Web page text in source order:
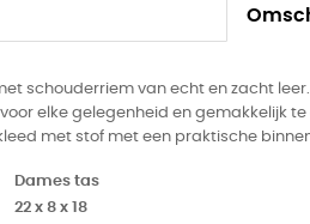
schouderriem van echt en zacht
elke gelegenheid en gemakkelijk
met stof met een praktische
Dames tas
22 x 8 x 18